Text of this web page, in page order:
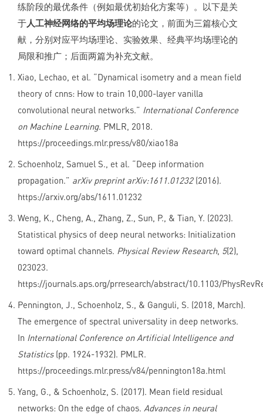
练阶段的最优条件（例如最优初始化方案等）。以下是关
于人工神经网络的平均场理论的论文，前面为三篇核心文
献，分别对应平均场理论、实验效果、经典平均场理论的
局限和推广；后面两篇为补充文献。
Xiao, Lechao, et al. “Dynamical isometry and a mean field
theory of cnns: How to train 10,000-layer vanilla
convolutional neural networks.” International Conference
on Machine Learning. PMLR, 2018.
https://proceedings.mlr.press/v80/xiao18a
Schoenholz, Samuel S., et al. “Deep information
propagation.” arXiv preprint arXiv:1611.01232(2016).
https://arxiv.org/abs/1611.01232
Weng, K., Cheng, A., Zhang, Z., Sun, P., & Tian, Y. (2023).
Statistical physics of deep neural networks: Initialization
toward optimal channels. Physical Review Research, 5(2),
023023.
https://journals.aps.org/prresearch/abstract/10.1103/
Pennington, J., Schoenholz, S., & Ganguli, S. (2018, March).
The emergence of spectral universality in deep networks.
In International Conference on Artificial Intelligence and
Statistics(pp. 1924-1932). PMLR.
https://proceedings.mlr.press/v84/pennington18a.html
Yang, G., & Schoenholz, S. (2017). Mean field residual
networks: On the edge of chaos. Advances in neural